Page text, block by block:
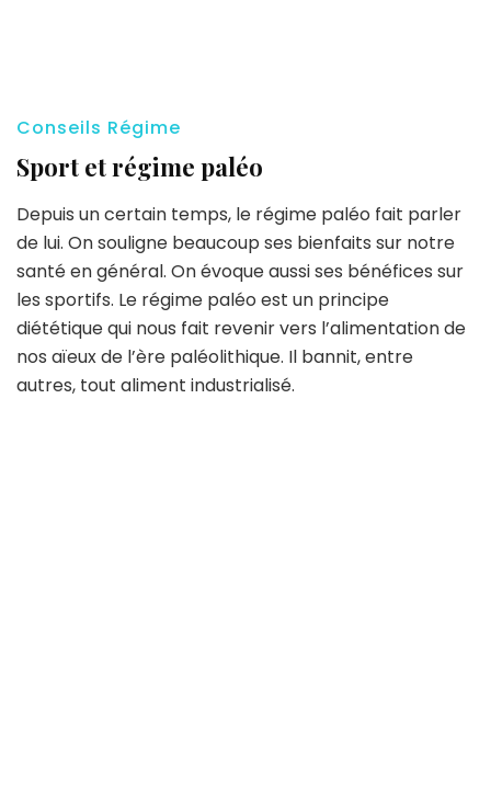
Conseils Régime
Sport et régime paléo
Depuis un certain temps, le régime paléo fait parler
de lui. On souligne beaucoup ses bienfaits sur notre
santé en général. On évoque aussi ses bénéfices sur
les sportifs. Le régime paléo est un principe
diététique qui nous fait revenir vers l’alimentation de
nos aïeux de l’ère paléolithique. Il bannit, entre
autres, tout aliment industrialisé.